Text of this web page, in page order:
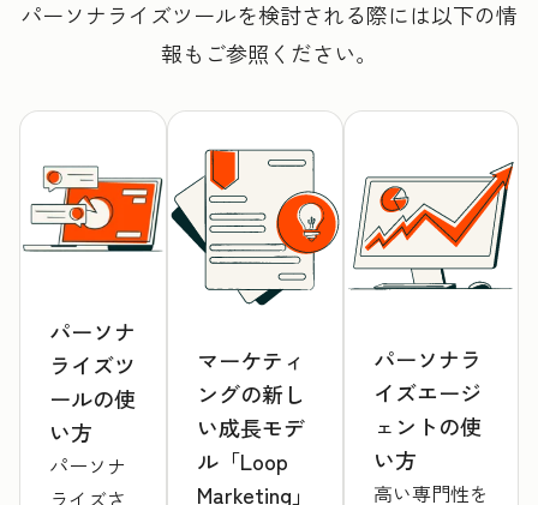
パーソナライズツールを検討される際には以下の情
報もご参照ください。
パーソナ
ライズツ
ールの使
い方
パーソナ
ライズさ
マーケティ
ングの新し
い成長モデ
ル「Loop
Marketing」
パーソナラ
イズエージ
ェントの使
い方
高い専門性を